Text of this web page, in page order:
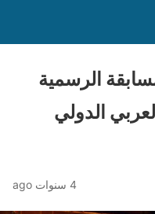
الرسمية
الدولي
4 سنوات ago